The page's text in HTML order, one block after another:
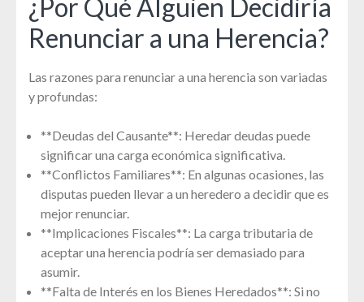
¿Por Qué Alguien Decidiría
Renunciar a una Herencia?
Las razones para renunciar a una herencia son variadas
y profundas:
**Deudas del Causante**: Heredar deudas puede
significar una carga económica significativa.
**Conflictos Familiares**: En algunas ocasiones, las
disputas pueden llevar a un heredero a decidir que es
mejor renunciar.
**Implicaciones Fiscales**: La carga tributaria de
aceptar una herencia podría ser demasiado para
asumir.
**Falta de Interés en los Bienes Heredados**: Si no